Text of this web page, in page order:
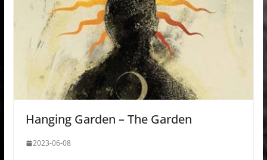
Hanging Garden – The Garden
2023-06-08